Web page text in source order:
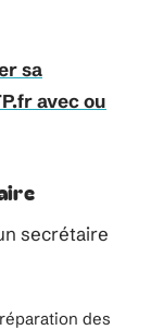
sa
avec ou
secrétaire
des